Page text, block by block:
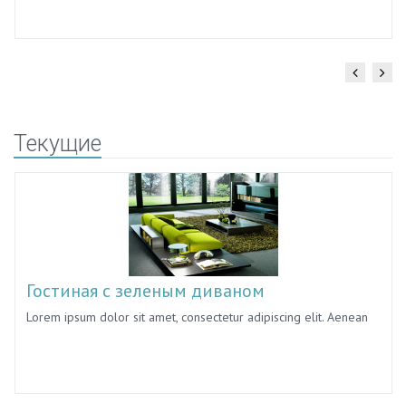
Текущие
Гостиная с зеленым диваном
Lorem ipsum dolor sit amet, consectetur adipiscing elit. Aenean